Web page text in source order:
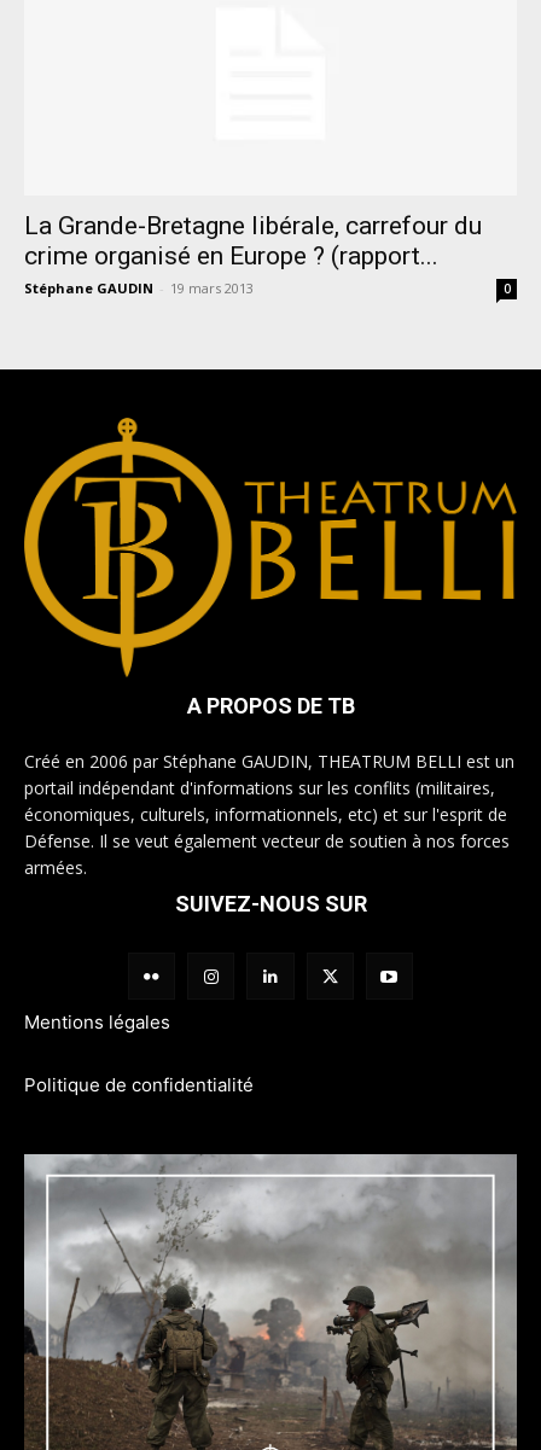
La Grande-Bretagne libérale, carrefour du
crime organisé en Europe ? (rapport...
Stéphane GAUDIN - 19 mars 2013 0
A PROPOS DE TB
Créé en 2006 par Stéphane GAUDIN, THEATRUM BELLI est un
portail indépendant d'informations sur les conflits (militaires,
économiques, culturels, informationnels, etc) et sur l'esprit de
Défense. Il se veut également vecteur de soutien à nos forces
armées.
SUIVEZ-NOUS SUR
Mentions légales
Politique de confidentialité